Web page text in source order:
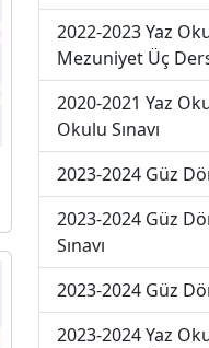
2022-2023 Yaz
Mezuniyet Üç Ders
2020-2021 Yaz
Okulu Sınavı
2023-2024 Güz
2023-2024 Güz
Sınavı
2023-2024 Güz
2023-2024 Yaz